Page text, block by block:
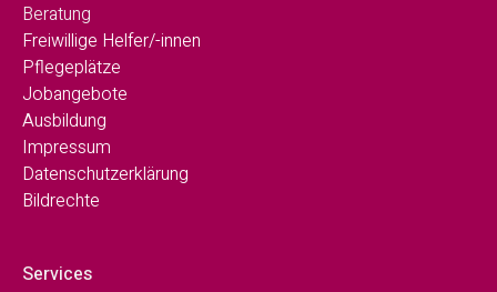
Beratung
Freiwillige Helfer/-innen
Pflegeplätze
Jobangebote
Ausbildung
Impressum
Datenschutzerklärung
Bildrechte
Services